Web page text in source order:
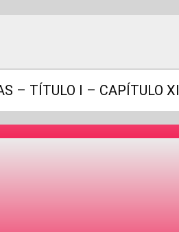
– TÍTULO I – CAPÍTULO XI